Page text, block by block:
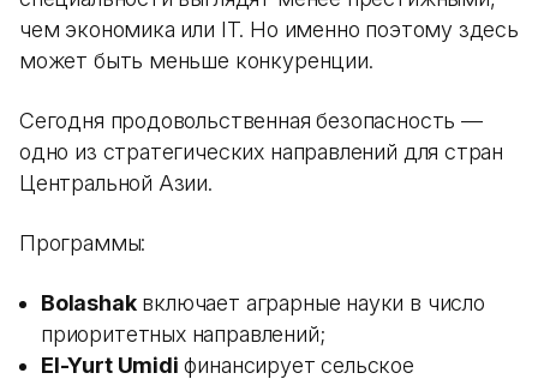
чем экономика или IT. Но именно поэтому здесь
может быть меньше конкуренции.
Сегодня продовольственная безопасность —
одно из стратегических направлений для стран
Центральной Азии.
Программы:
Bolashakвключает аграрные науки в число
приоритетных направлений;
El-Yurt Umidi финансирует сельское